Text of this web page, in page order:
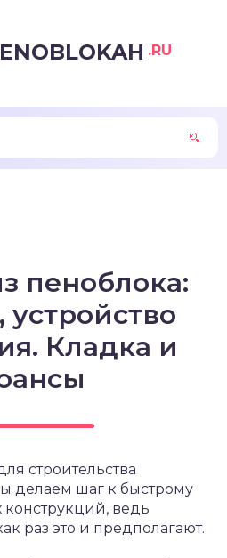
.RU
пеноблока:
устройство
Кладка и
строительства
делаем шаг к быстрому
ведь
раз это и предполагают.